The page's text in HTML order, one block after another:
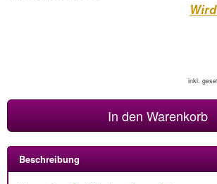
inkl.
In den Warenkorb
Beschreibung